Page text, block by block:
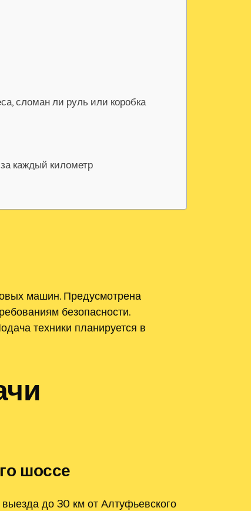
сломан ли руль или коробка
каждый километр
машин. Предусмотрена
безопасности.
техники планируется в
шоссе
до 30 км от Алтуфьевского